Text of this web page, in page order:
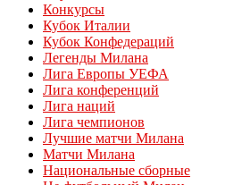
Конкурсы
Кубок Италии
Кубок Конфедераций
Легенды Милана
Лига Европы УЕФА
Лига конференций
Лига наций
Лига чемпионов
Лучшие матчи Милана
Матчи Милана
Национальные сборные